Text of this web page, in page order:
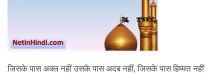
जिसके पास अक्ल नहीं उसके पास अदब नहीं, जिसके पास हिम्मत नहीं